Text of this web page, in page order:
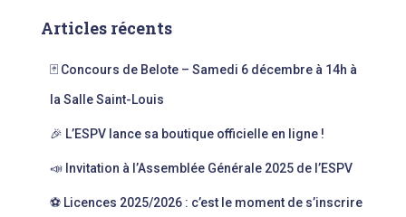
rArticles récents
🃏 Concours de Belote – Samedi 6 décembre à 14h à
la Salle Saint-Louis
🎉 L’ESPV lance sa boutique officielle en ligne !
📣 Invitation à l’Assemblée Générale 2025 de l’ESPV
⚽ Licences 2025/2026 : c’est le moment de s’inscrire